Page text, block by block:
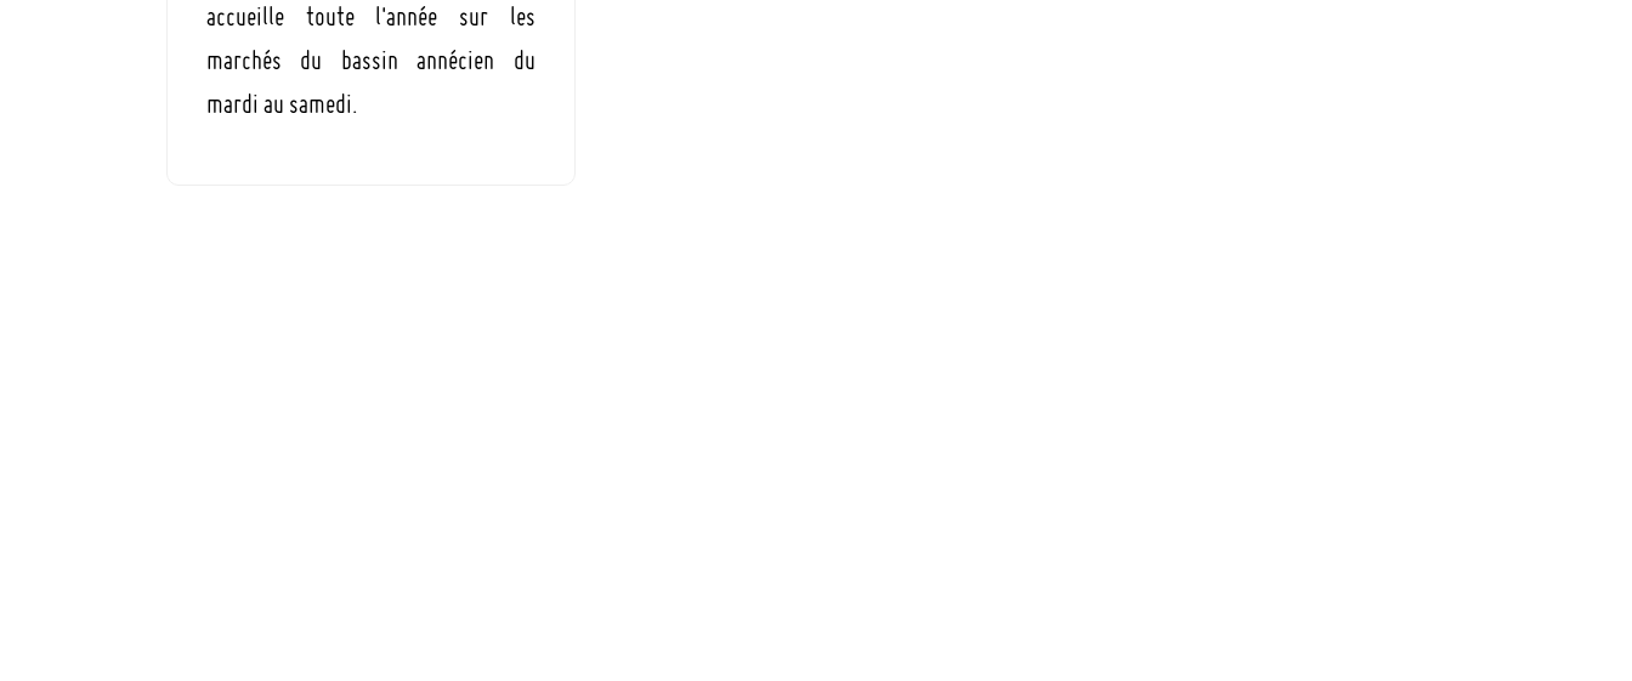
accueille toute l'année sur les
marchés du bassin annécien du
mardi au samedi.